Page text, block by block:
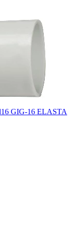
GIG-16 ELASTA